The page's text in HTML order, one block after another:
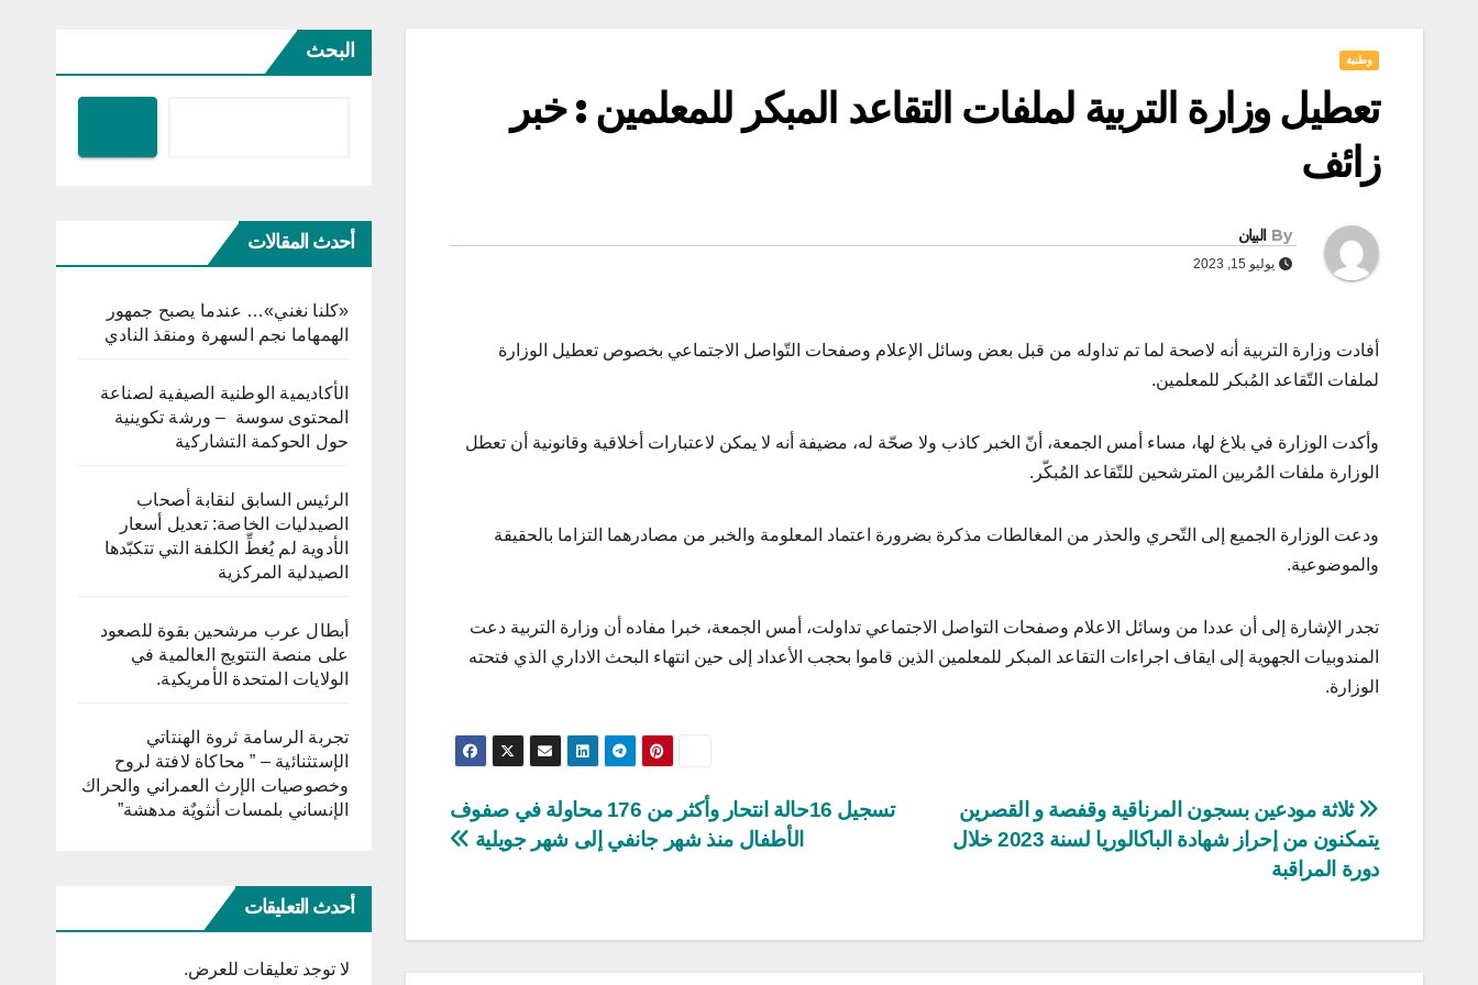
وطنية
تعطيل وزارة التربية لملفات التقاعد المبكر للمعلمين : خبر
زائف
By البيان
يوليو 15, 2023
أفادت وزارة التربية أنه لاصحة لما تم تداوله من قبل بعض وسائل الإعلام وصفحات التّواصل الاجتماعي بخصوص تعطيل الوزارة
لملفات التّقاعد المُبكر للمعلمين.
وأكدت الوزارة في بلاغ لها، مساء أمس الجمعة، أنّ الخبر كاذب ولا صحّة له، مضيفة أنه لا يمكن لاعتبارات أخلاقية وقانونية أن تعطل
الوزارة ملفات المُربين المترشحين للتّقاعد المُبكّر.
ودعت الوزارة الجميع إلى التّحري والحذر من المغالطات مذكرة بضرورة اعتماد المعلومة والخبر من مصادرهما التزاما بالحقيقة
والموضوعية.
تجدر الإشارة إلى أن عددا من وسائل الاعلام وصفحات التواصل الاجتماعي تداولت، أمس الجمعة، خبرا مفاده أن وزارة التربية دعت
المندوبيات الجهوية إلى ايقاف اجراءات التقاعد المبكر للمعلمين الذين قاموا بحجب الأعداد إلى حين انتهاء البحث الاداري الذي فتحته
الوزارة.
تصفّح
المقالات
تسجيل 16حالة انتحار وأكثر من 176 محاولة في صفوف
الأطفال منذ شهر جانفي إلى شهر جويلية
ثلاثة مودعين بسجون المرناقية وقفصة و القصرين
يتمكنون من إحراز شهادة الباكالوريا لسنة 2023 خلال
دورة المراقبة
البحث
أحدث المقالات
«كلنا نغني»… عندما يصبح جمهور
الهمهاما نجم السهرة ومنقذ النادي
الأكاديمية الوطنية الصيفية لصناعة
المحتوى سوسة – ورشة تكوينية
حول الحوكمة التشاركية
الرئيس السابق لنقابة أصحاب
الصيدليات الخاصة: تعديل أسعار
الأدوية لم يُغطِّ الكلفة التي تتكبّدها
الصيدلية المركزية
أبطال عرب مرشحين بقوة للصعود
على منصة التتويج العالمية في
الولايات المتحدة الأمريكية.
تجربة الرسامة ثروة الهنتاتي
الإستثنائية – ” محاكاة لافتة لروح
وخصوصيات الإرث العمراني والحراك
الإنساني بلمسات أنثويٌة مدهشة”
أحدث التعليقات
لا توجد تعليقات للعرض.